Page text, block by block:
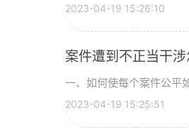
2023-04-19 15:26:10
案件遭到不正当干
一、如何使每个案件公平
2023-04-19 15:25:51